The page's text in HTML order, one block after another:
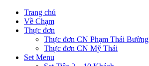
Trang chủ
Về Chạm
Thực đơn
Thực đơn CN Phạm Thái Bường
Thực đơn CN Mỹ Thái
Set Menu